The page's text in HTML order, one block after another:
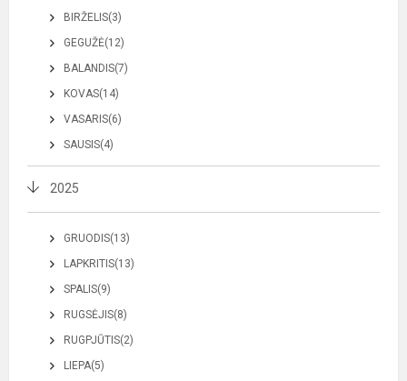
BIRŽELIS(3)
GEGUŽĖ(12)
BALANDIS(7)
KOVAS(14)
VASARIS(6)
SAUSIS(4)
2025
GRUODIS(13)
LAPKRITIS(13)
SPALIS(9)
RUGSĖJIS(8)
RUGPJŪTIS(2)
LIEPA(5)